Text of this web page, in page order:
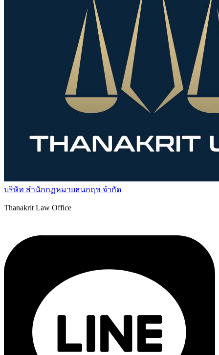
บริษัท สำนักกฏหมายธนกฤช จำกัด
Thanakrit Law Office